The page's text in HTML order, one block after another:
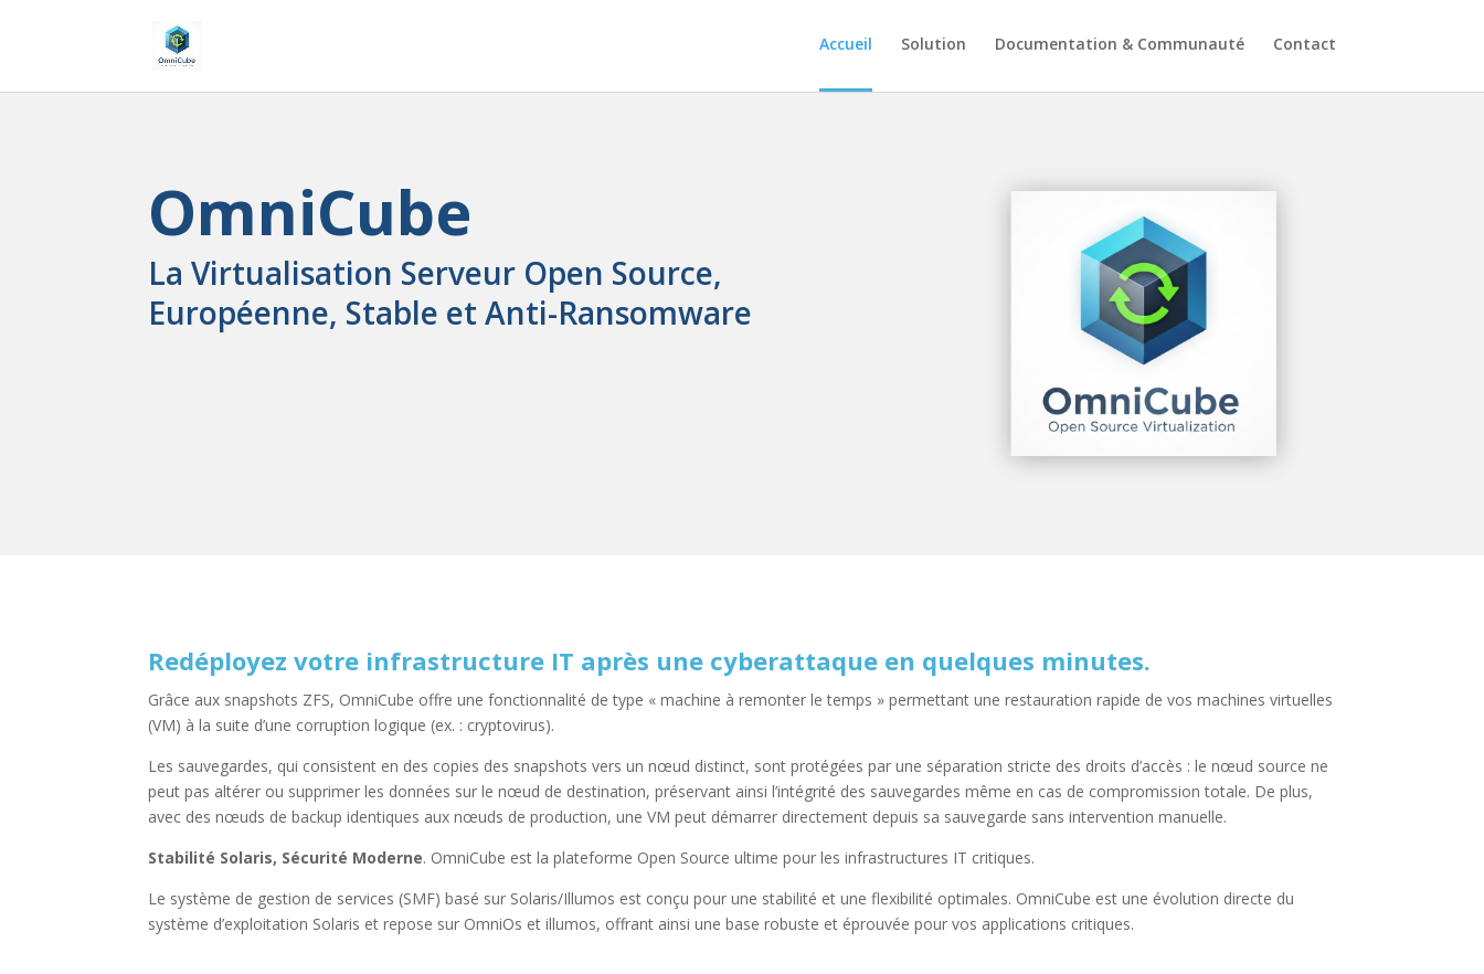
Accueil Solution Documentation & Communauté Contact
OmniCube
La Virtualisation Serveur Open Source,
Européenne, Stable et Anti-Ransomware
Redéployez votre infrastructure IT après une cyberattaque en quelques minutes.
Grâce aux snapshots ZFS, OmniCube offre une fonctionnalité de type « machine à remonter le temps » permettant une restauration rapide de vos machines virtuelles
(VM) à la suite d’une corruption logique (ex. : cryptovirus).
Les sauvegardes, qui consistent en des copies des snapshots vers un nœud distinct, sont protégées par une séparation stricte des droits d’accès : le nœud source ne
peut pas altérer ou supprimer les données sur le nœud de destination, préservant ainsi l’intégrité des sauvegardes même en cas de compromission totale. De plus,
avec des nœuds de backup identiques aux nœuds de production, une VM peut démarrer directement depuis sa sauvegarde sans intervention manuelle.
Stabilité Solaris, Sécurité Moderne. OmniCube est la plateforme Open Source ultime pour les infrastructures IT critiques.
Le système de gestion de services (SMF) basé sur Solaris/Illumos est conçu pour une stabilité et une flexibilité optimales. OmniCube est une évolution directe du
système d’exploitation Solaris et repose sur OmniOs et illumos, offrant ainsi une base robuste et éprouvée pour vos applications critiques.